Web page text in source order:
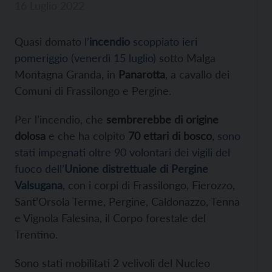
Quasi domato l’incendio scoppiato ieri
pomeriggio (venerdì 15 luglio) sotto Malga
Montagna Granda, in Panarotta , a cavallo dei
Comuni di Frassilongo e Pergine.
Per l’incendio, che sembrerebbe di origine
dolosa e che ha colpito 70 ettari di bosco sono
stati impegnati oltre 90 volontari dei vigili del
fuoco dell’Unione distrettuale di Pergine
Valsugana , con i corpi di Frassilongo, Fierozzo,
Sant’Orsola Terme, Pergine, Caldonazzo, Tenna
e Vignola Falesina, il Corpo forestale del
Trentino.
Sono stati mobilitati 2 velivoli del Nucleo